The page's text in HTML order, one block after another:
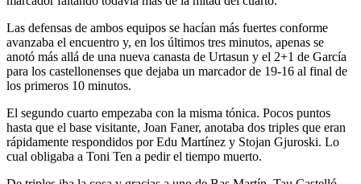
Las defensas de ambos equipos se hacían más fuertes conforme
avanzaba el encuentro y, en los últimos tres minutos, apenas se
anotó más allá de una nueva canasta de Urtasun y el 2+1 de García
para los castellonenses que dejaba un marcador de 19-16 al final de
los primeros 10 minutos.
El segundo cuarto empezaba con la misma tónica. Pocos puntos
hasta que el base visitante, Joan Faner, anotaba dos triples que eran
rápidamente respondidos por Edu Martínez y Stojan Gjuroski. Lo
cual obligaba a Toni Ten a pedir el tiempo muerto.